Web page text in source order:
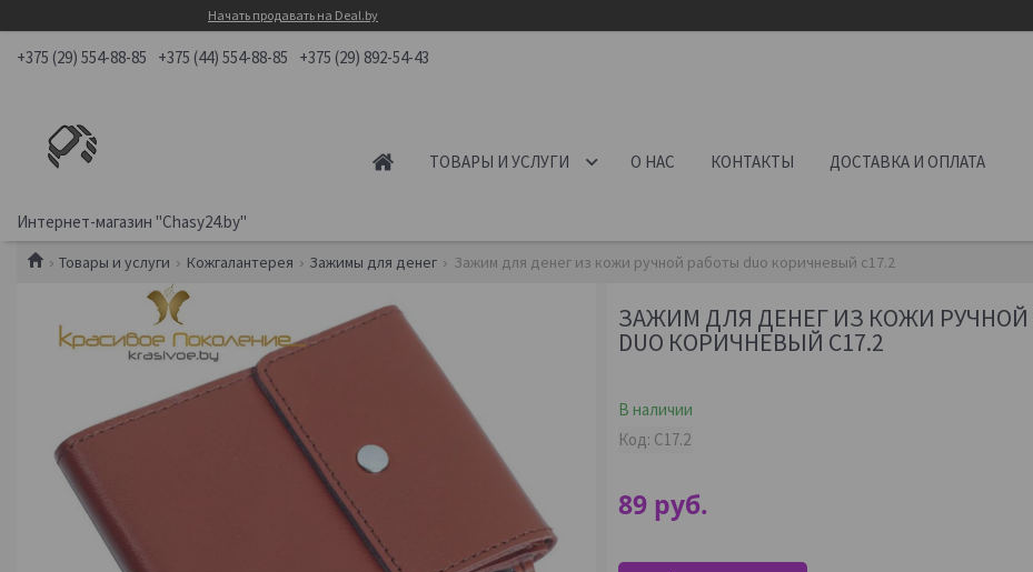
Начать продавать на Deal.by
+375 (29) 554-88-85 +375 (44) 554-88-85 +375 (29) 892-54-43
Интернет-магазин "Chasy24.by"
ТОВАРЫ И УСЛУГИ О НАС КОНТАКТЫ ДОСТАВКА И ОПЛАТА
Товары и услуги Кожгалантерея Зажимы для денег Зажим для денег из кожи ручной работы duo коричневый c17.2
ЗАЖИМ ДЛЯ ДЕНЕГ ИЗ КОЖИ РУЧНОЙ
DUO КОРИЧНЕВЫЙ C17.2
В наличии
Код: C17.2
89 руб.